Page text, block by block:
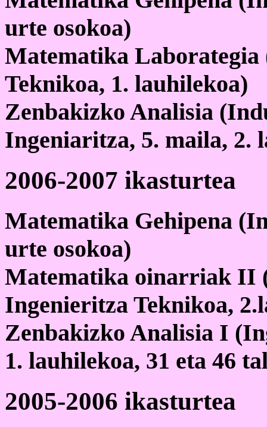
urte osokoa)
Matematika
Teknikoa, 1. lauhilekoa)
Zenbakizko Analisia
Ingeniaritza, 5. maila, 2.
2006-2007 ikasturtea
Matematika Gehipena
urte osokoa)
Matematika oinarriak II
Ingenieritza Teknikoa,
Zenbakizko Analisia I
1. lauhilekoa, 31 eta 46
2005-2006 ikasturtea